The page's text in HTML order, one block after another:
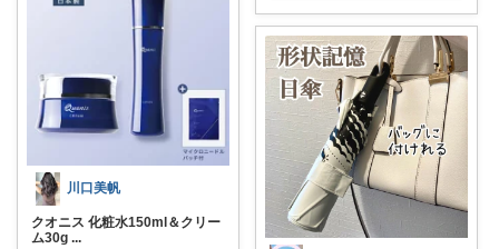
川口美帆
クオニス 化粧水150ml＆クリー
ム30g ...